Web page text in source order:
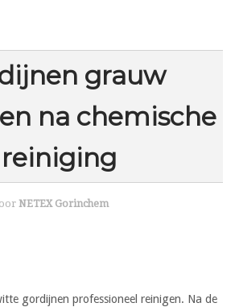
grauw
na chemische
reiniging
NETEX Gorinchem
gordijnen professioneel reinigen. Na de